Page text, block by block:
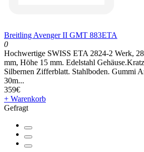
Breitling Avenger II GMT 883ETA
0
Hochwertige SWISS ETA 2824-2 Werk,
mm, Höhe 15 mm. Edelstahl
Silbernen Zifferblatt. Stahlboden. Gummi
30m...
359€
+ Warenkorb
Gefragt